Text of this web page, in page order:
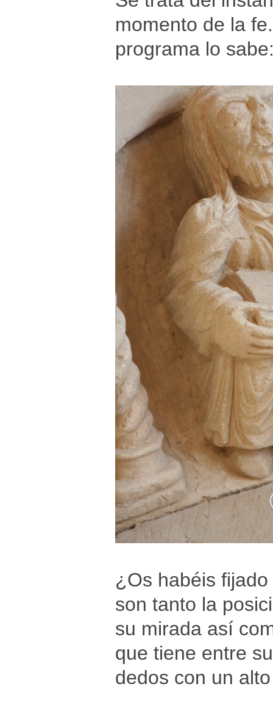
momento de la
programa lo
¿Os habéis
son tanto la
su mirada así
que tiene entre
dedos con un